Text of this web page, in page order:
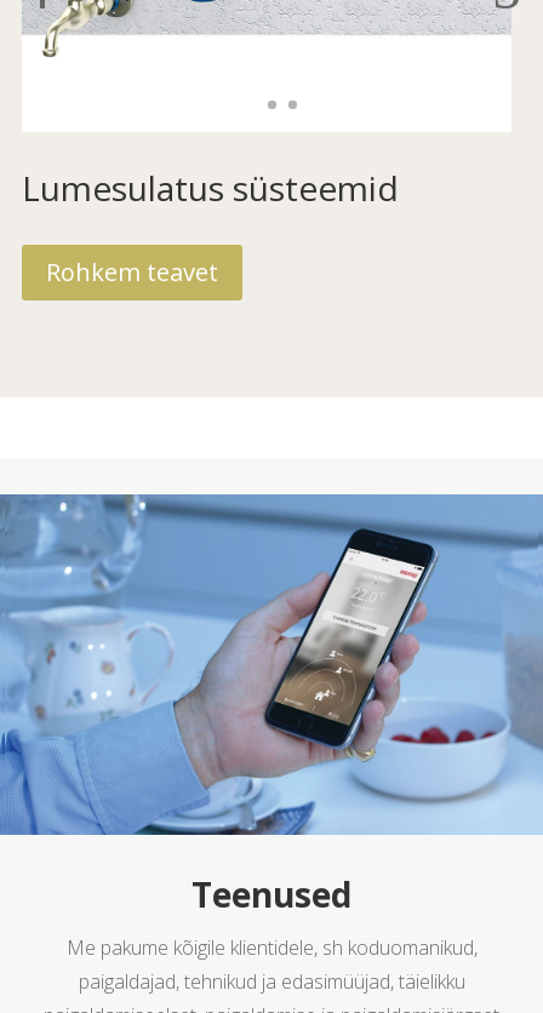
Lumesulatus süsteemid
Rohkem teavet
Teenused
Me pakume kõigile klientidele, sh koduomanikud,
paigaldajad, tehnikud ja edasimüüjad, täielikku